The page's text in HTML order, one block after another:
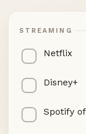
STREAMING
Netflix
Disney+
Spotify